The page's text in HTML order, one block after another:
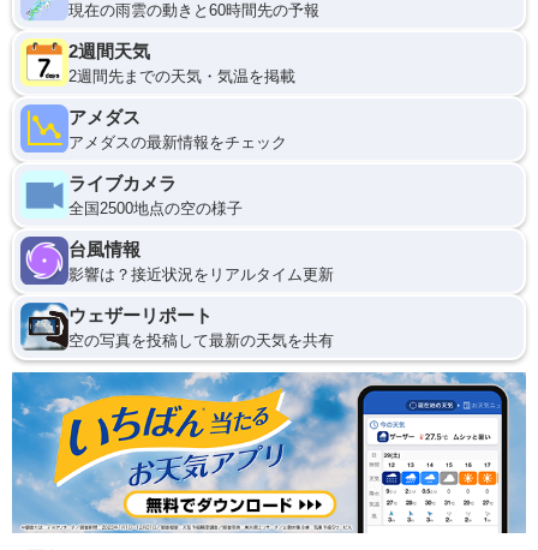
現在の雨雲の動きと60時間先の予報
2週間天気
2週間先までの天気・気温を掲載
アメダス
アメダスの最新情報をチェック
ライブカメラ
全国2500地点の空の様子
台風情報
影響は？接近状況をリアルタイム更新
ウェザーリポート
空の写真を投稿して最新の天気を共有